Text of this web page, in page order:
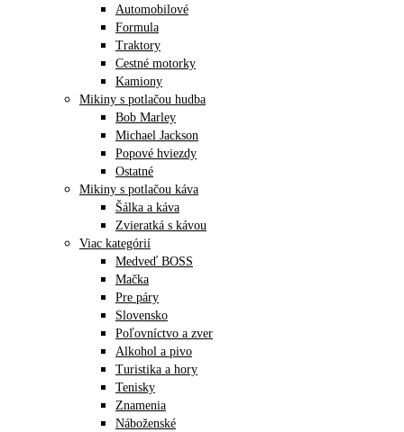
Automobilové
Formula
Traktory
Cestné motorky
Kamiony
Mikiny s potlačou hudba
Bob Marley
Michael Jackson
Popové hviezdy
Ostatné
Mikiny s potlačou káva
Šálka a káva
Zvieratká s kávou
Viac kategórií
Medveď BOSS
Mačka
Pre páry
Slovensko
Poľovníctvo a zver
Alkohol a pivo
Turistika a hory
Tenisky
Znamenia
Náboženské